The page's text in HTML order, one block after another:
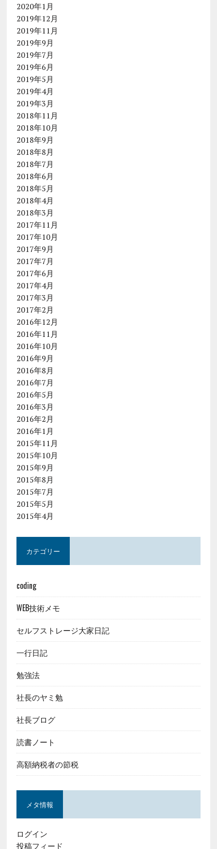
2020年1月
2019年12月
2019年11月
2019年9月
2019年7月
2019年6月
2019年5月
2019年4月
2019年3月
2018年11月
2018年10月
2018年9月
2018年8月
2018年7月
2018年6月
2018年5月
2018年4月
2018年3月
2017年11月
2017年10月
2017年9月
2017年7月
2017年6月
2017年4月
2017年3月
2017年2月
2016年12月
2016年11月
2016年10月
2016年9月
2016年8月
2016年7月
2016年5月
2016年3月
2016年2月
2016年1月
2015年11月
2015年10月
2015年9月
2015年8月
2015年7月
2015年5月
2015年4月
カテゴリー
coding
WEB技術メモ
セルフストレージ大家日記
一行日記
勉強法
社長のヤミ勉
社長ブログ
読書ノート
高額納税者の節税
メタ情報
ログイン
投稿フィード